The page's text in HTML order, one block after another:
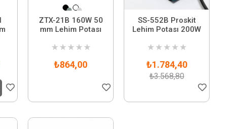
ZTX-21B 160W 50
mm Lehim Potası
★ ★ ★ ★ ★
₺864,00
SS-552B Proskit
Lehim Potası 200W
★ ★ ★ ★ ★
₺1.784,40
₺3.568,80